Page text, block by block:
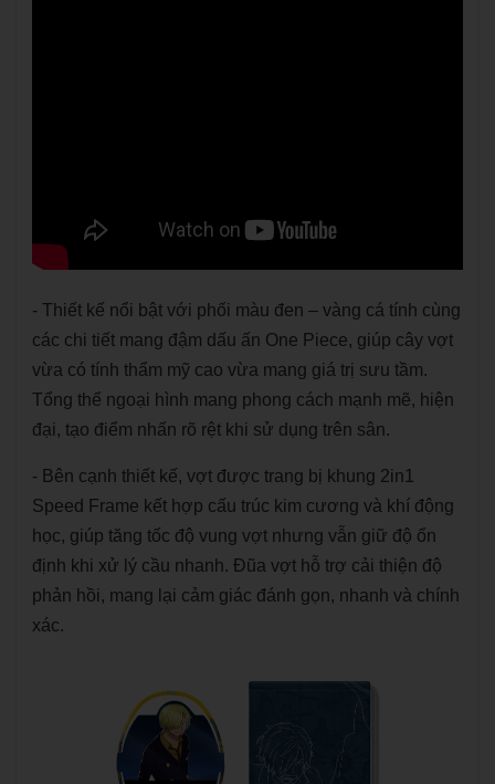
- Thiết kế nổi bật với phối màu đen – vàng cá tính cùng
các chi tiết mang đậm dấu ấn One Piece, giúp cây vợt
vừa có tính thẩm mỹ cao vừa mang giá trị sưu tầm.
Tổng thể ngoại hình mang phong cách mạnh mẽ, hiện
đại, tạo điểm nhấn rõ rệt khi sử dụng trên sân.
- Bên cạnh thiết kế, vợt được trang bị khung 2in1
Speed Frame kết hợp cấu trúc kim cương và khí động
học, giúp tăng tốc độ vung vợt nhưng vẫn giữ độ ổn
định khi xử lý cầu nhanh. Đũa vợt hỗ trợ cải thiện độ
phản hồi, mang lại cảm giác đánh gọn, nhanh và chính
xác.